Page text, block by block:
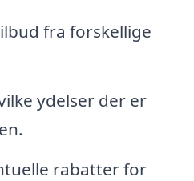
fra forskellige
ydelser der er
rabatter for